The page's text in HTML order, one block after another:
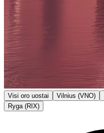
Visi oro uostai Vilnius (VNO)
Ryga (RIX)